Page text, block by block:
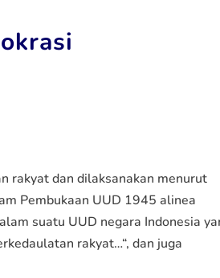
rakyat dan dilaksanakan menurut
Pembukaan UUD 1945 alinea
suatu UUD negara Indonesia
rakyat…“, dan juga